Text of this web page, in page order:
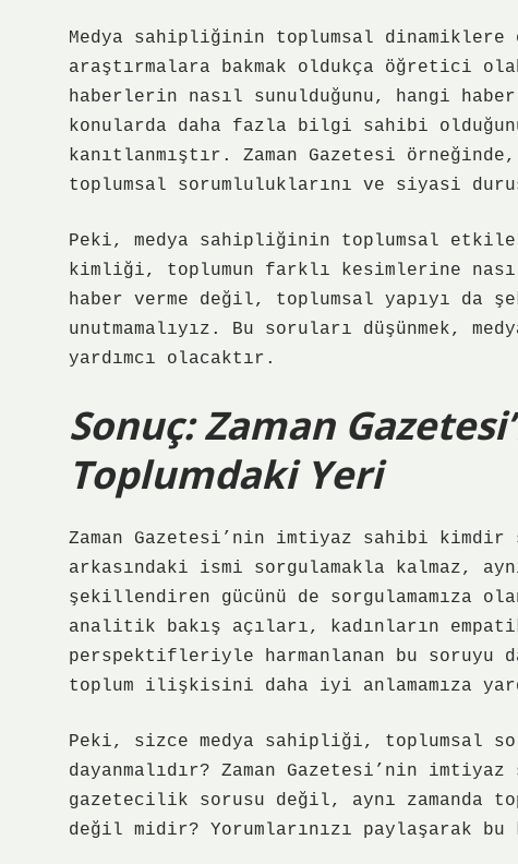
Medya sahipliğinin toplumsal
araştırmalara bakmak oldukça öğretici
haberlerin nasıl sunulduğunu, hangi
konularda daha fazla bilgi sahibi
kanıtlanmıştır. Zaman Gazetesi
toplumsal sorumluluklarını ve siyasi
Peki, medya sahipliğinin toplumsal
kimliği, toplumun farklı kesimlerine
haber verme değil, toplumsal yapıyı da
unutmamalıyız. Bu soruları düşünmek,
yardımcı olacaktır.
Sonuç: Zaman
Toplumdaki Yeri
Zaman Gazetesi’nin imtiyaz sahibi kimdir
arkasındaki ismi sorgulamakla kalmaz,
şekillendiren gücünü de sorgulamamıza
analitik bakış açıları, kadınların
perspektifleriyle harmanlanan bu soruyu
toplum ilişkisini daha iyi anlamamıza
Peki, sizce medya sahipliği, toplumsal
dayanmalıdır? Zaman Gazetesi’nin
gazetecilik sorusu değil, aynı zamanda
değil midir? Yorumlarınızı paylaşarak